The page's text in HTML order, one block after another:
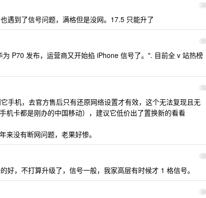
30
遇到了信号问题，满格但是没网。17.5 只能升了
31
P70 发布，运营商又开始掐 iPhone 信号了。". 目前全 v 站热榜
32
手机，去官方售后只有还原网络设置才有效，这个无法复现且无
机卡都是刚办的中国移动），建议它低价出了置换新的看看
来没有断网问题，老果好惨。
33
好，不打算升级了，信号一般，我家高层有时候才 1 格信号。
34